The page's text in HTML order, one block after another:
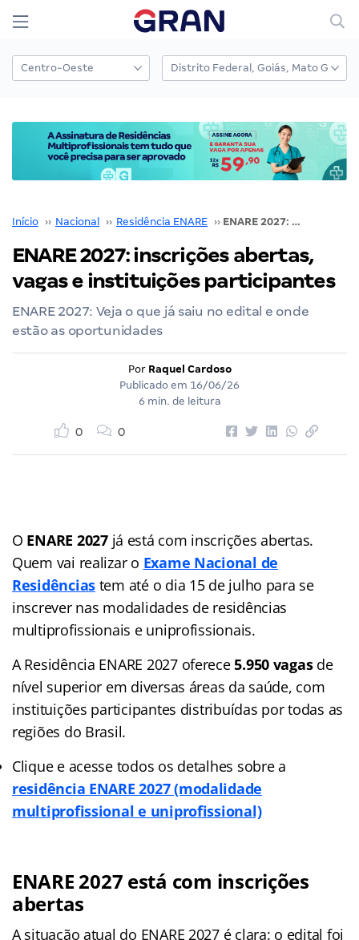
Início ›› Nacional ›› Residência ENARE ›› ENARE 2027: inscrições abertas, vagas e instituições participantes
ENARE 2027: inscrições abertas,
vagas e instituições participantes
ENARE 2027: Veja o que já saiu no edital e onde
estão as oportunidades
Por Raquel Cardoso
Publicado em 16/06/26
6 min. de leitura
0 0
O ENARE 2027já está com inscrições abertas.
Quem vai realizar o Exame Nacional de
Residências tem até o dia 15 de julho para se
inscrever nas modalidades de residências
multiprofissionais e uniprofissionais.
A Residência ENARE 2027 oferece5.950 vagasde
nível superior em diversas áreas da saúde, com
instituições participantes distribuídas por todas as
regiões do Brasil.
Clique e acesse todos os detalhes sobre a
residência ENARE 2027 (modalidade
multiprofissional e uniprofissional)
ENARE 2027 está com inscrições
abertas
A situação atual do ENARE 2027 é clara: o edital foi